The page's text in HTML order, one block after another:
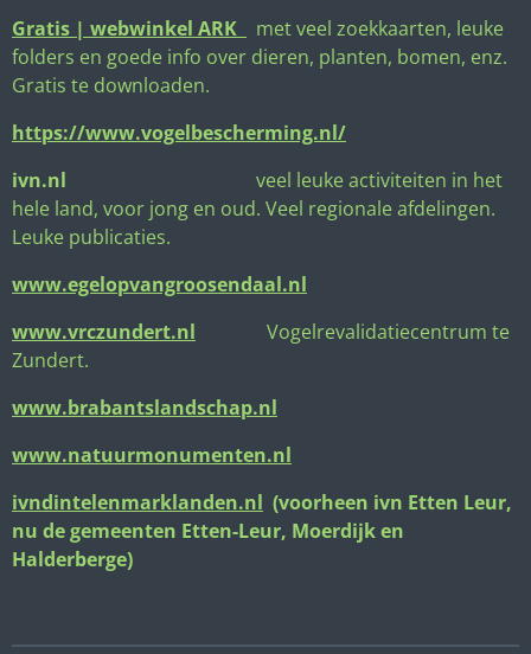
Gratis | webwinkel ARK
met veel zoekkaarten, leuke
folders en goede info over dieren, planten, bomen, enz.
Gratis te downloaden.
https://www.vogelbescherming.nl/
ivn.nl
veel leuke activiteiten in het
hele land, voor jong en oud. Veel regionale afdelingen.
Leuke publicaties.
www.egelopvangroosendaal.nl
www.vrczundert.nl
Vogelrevalidatiecentrum te
Zundert.
www.brabantslandschap.nl
www.natuurmonumenten.nl
ivndintelenmarklanden.nl (voorheen ivn Etten Leur,
nu de gemeenten Etten-Leur, Moerdijk en
Halderberge)